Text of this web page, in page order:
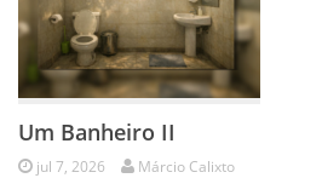
Um Banheiro II
jul 7, 2026 Márcio Calixto